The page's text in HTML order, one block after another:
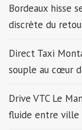
Bordeaux hisse
discrète du
Direct Taxi
souple au cœur
Drive VTC Le
fluide entre ville